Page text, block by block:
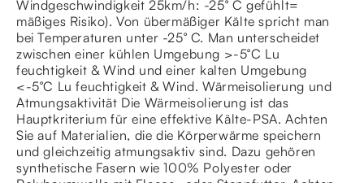
Windgeschwindigkeit 25km/h: -25° C gefühlt=
mäßiges Risiko). Von übermäßiger Kälte spricht man
bei Temperaturen unter -25° C. Man unterscheidet
zwischen einer kühlen Umgebung >-5°C Lu
feuchtigkeit & Wind und einer kalten Umgebung
<-5°C Lu feuchtigkeit & Wind. Wärmeisolierung und
Atmungsaktivität Die Wärmeisolierung ist das
Hauptkriterium für eine effektive Kälte-PSA. Achten
Sie auf Materialien, die die Körperwärme speichern
und gleichzeitig atmungsaktiv sind. Dazu gehören
synthetische Fasern wie 100% Polyester oder